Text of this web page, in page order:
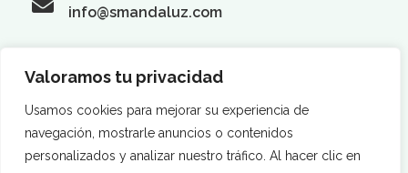
Valoramos tu privacidad
Usamos cookies para mejorar su experiencia de
navegación, mostrarle anuncios o contenidos
personalizados y analizar nuestro tráfico. Al hacer clic en
info@smandaluz.com
Síguenos